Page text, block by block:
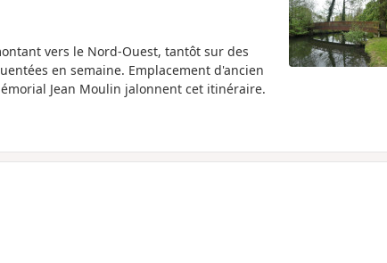
vers le Nord-Ouest, tantôt sur des
en semaine. Emplacement d'ancien
Jean Moulin jalonnent cet itinéraire.